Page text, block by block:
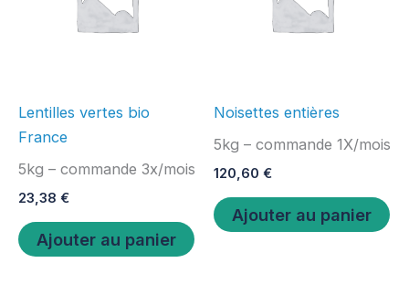
Lentilles vertes bio
France
5kg – commande 3x/mois
23,38 €
Ajouter au panier
Noisettes entières
5kg – commande 1X/mois
120,60 €
Ajouter au panier